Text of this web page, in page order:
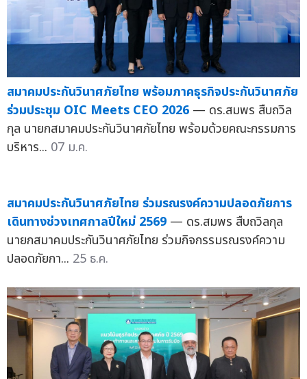
สมาคมประกันวินาศภัยไทย พร้อมภาคธุรกิจประกันวินาศภัย
ร่วมประชุม OIC Meets CEO 2026 — ดร.สมพร สืบถวิล
กุล นายกสมาคมประกันวินาศภัยไทย พร้อมด้วยคณะกรรมการ
บริหาร... 07 ม.ค.
สมาคมประกันวินาศภัยไทย ร่วมรณรงค์ความปลอดภัยการ
เดินทางช่วงเทศกาลปีใหม่ 2569 — ดร.สมพร สืบถวิลกุล
นายกสมาคมประกันวินาศภัยไทย ร่วมกิจกรรมรณรงค์ความ
ปลอดภัยกา... 25 ธ.ค.